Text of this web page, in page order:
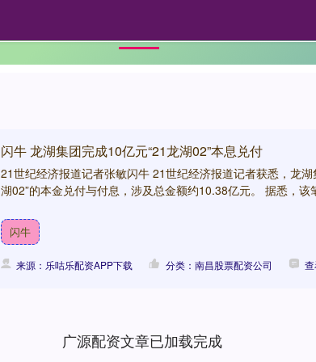
闪牛 龙湖集团完成10亿元“21龙湖02”本息兑付
21世纪经济报道记者张敏闪牛 21世纪经济报道记者获悉，龙
湖02”的本金兑付与付息，涉及总金额约10.38亿元。 据悉，该
闪牛
来源：乐咕乐配资APP下载 分类：南昌股票配资公司
广源配资文章已加载完成